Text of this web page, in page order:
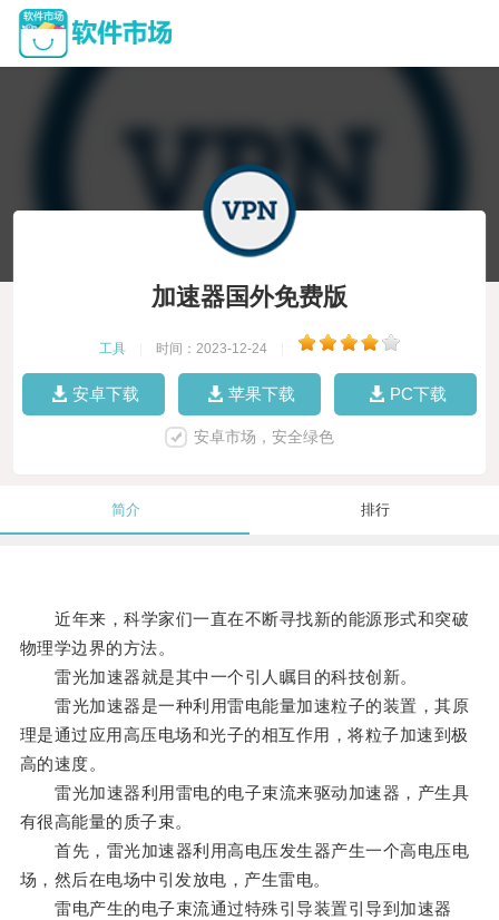
加速器国外免费版
工具 时间：2023-12-24
安卓下载 苹果下载 PC下载
安卓市场，安全绿色
简介 排行
近年来，科学家们一直在不断寻找新的能源形式和突破
物理学边界的方法。
雷光加速器就是其中一个引人瞩目的科技创新。
雷光加速器是一种利用雷电能量加速粒子的装置，其原
理是通过应用高压电场和光子的相互作用，将粒子加速到极
高的速度。
雷光加速器利用雷电的电子束流来驱动加速器，产生具
有很高能量的质子束。
首先，雷光加速器利用高电压发生器产生一个高电压电
场，然后在电场中引发放电，产生雷电。
雷电产生的电子束流通过特殊引导装置引导到加速器